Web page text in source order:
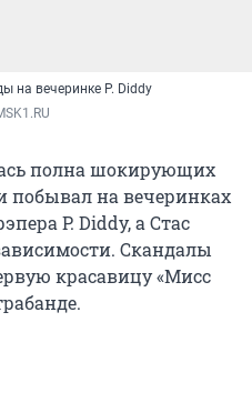
на вечеринке P. Diddy
полна шокирующих
побывал на вечеринках
P. Diddy, а Стас
Скандалы
красавицу «Мисс